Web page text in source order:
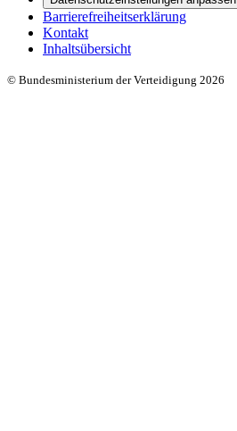
Barrierefreiheitserklärung
Kontakt
Inhaltsübersicht
© Bundesministerium der Verteidigung 2026